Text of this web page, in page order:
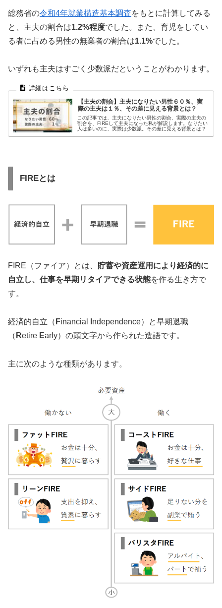
総務省の令和4年就業構造基本調査をもとに計算してみる
と、主夫の割合は1.2%程度でした。また、育児をしてい
る者に占める男性の無業者の割合は1.1%でした。
いずれも主夫はすごく少数派だということがわかります。
【主夫の割合】主夫になりたい男性６０％、実
際の主夫は１％、その差に見える背景とは？
この記事では、主夫になりたい男性の割合、実際の主夫の
割合を、FIREして主夫になった私が解説します。なりたい
人は多いのに、実際は少数派。その差に見える背景とは？
FIREとは
FIRE（ファイア）とは、 貯蓄や資産運用により経済的に
自立し、仕事を早期リタイアできる状態を作る生き方で
す。
経済的自立（ Financial
ndependence）と早期退職
（ Retire Early）の頭文字から作られた造語です。
主に次のような種類があります。